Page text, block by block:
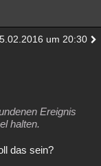
um 20:30
Ereignis
halten.
das sein?